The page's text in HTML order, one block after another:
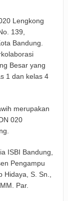
Lengkong
139,
Bandung.
Besar yang
1 dan kelas 4
merupakan
020
ISBI Bandung,
Pengampu
S. Sn.,
Par.